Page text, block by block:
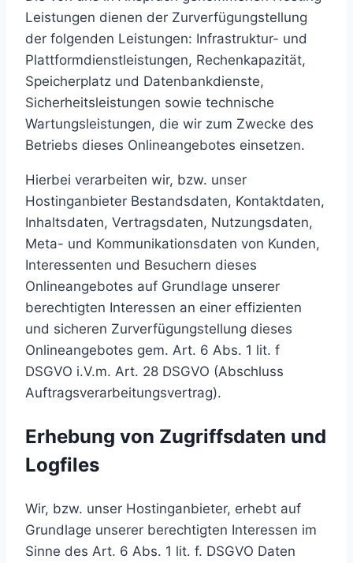
Leistungen dienen der Zurverfügungstellung
der folgenden Leistungen: Infrastruktur- und
Plattformdienstleistungen, Rechenkapazität,
Speicherplatz und Datenbankdienste,
Sicherheitsleistungen sowie technische
Wartungsleistungen, die wir zum Zwecke des
Betriebs dieses Onlineangebotes einsetzen.
Hierbei verarbeiten wir, bzw. unser
Hostinganbieter Bestandsdaten, Kontaktdaten,
Inhaltsdaten, Vertragsdaten, Nutzungsdaten,
Meta- und Kommunikationsdaten von Kunden,
Interessenten und Besuchern dieses
Onlineangebotes auf Grundlage unserer
berechtigten Interessen an einer effizienten
und sicheren Zurverfügungstellung dieses
Onlineangebotes gem. Art. 6 Abs. 1 lit. f
DSGVO i.V.m. Art. 28 DSGVO (Abschluss
Auftragsverarbeitungsvertrag).
Erhebung von Zugriffsdaten und
Logfiles
Wir, bzw. unser Hostinganbieter, erhebt auf
Grundlage unserer berechtigten Interessen im
Sinne des Art. 6 Abs. 1 lit. f. DSGVO Daten